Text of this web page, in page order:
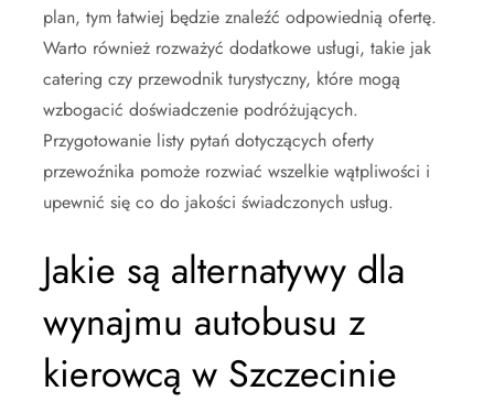
plan, tym łatwiej będzie znaleźć odpowiednią ofertę.
Warto również rozważyć dodatkowe usługi, takie jak
catering czy przewodnik turystyczny, które mogą
wzbogacić doświadczenie podróżujących.
Przygotowanie listy pytań dotyczących oferty
przewoźnika pomoże rozwiać wszelkie wątpliwości i
upewnić się co do jakości świadczonych usług.
Jakie są alternatywy dla
wynajmu autobusu z
kierowcą w Szczecinie